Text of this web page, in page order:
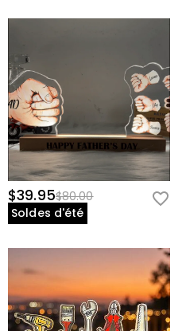
$39.95$80.00
Soldes d'été